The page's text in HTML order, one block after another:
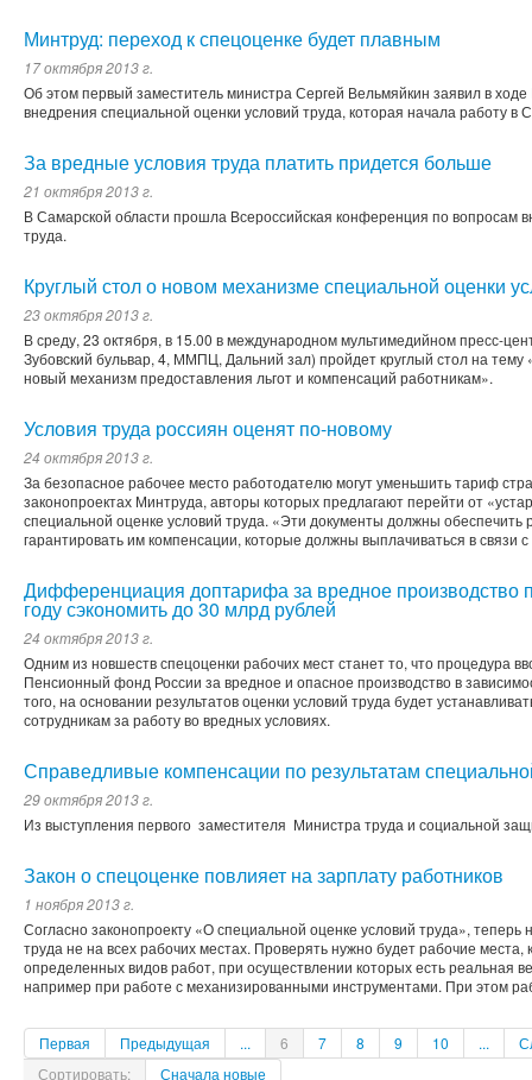
Минтруд: переход к спецоценке будет плавным
17 октября 2013 г.
Об этом первый заместитель министра Сергей Вельмяйкин заявил в
внедрения специальной оценки условий труда, которая начала работу в
За вредные условия труда платить придется больше
21 октября 2013 г.
В Самарской области прошла Всероссийская конференция по вопросам
труда.
Круглый стол о новом механизме специальной оценки
23 октября 2013 г.
В среду, 23 октября, в 15.00 в международном мультимедийном пресс-
Зубовский бульвар, 4, ММПЦ, Дальний зал) пройдет круглый стол на
новый механизм предоставления льгот и компенсаций работникам».
Условия труда россиян оценят по-новому
24 октября 2013 г.
За безопасное рабочее место работодателю могут уменьшить тариф
законопроектах Минтруда, авторы которых предлагают перейти от
специальной оценке условий труда. «Эти документы должны обеспечить
гарантировать им компенсации, которые должны выплачиваться в связи
Дифференциация доптарифа за вредное производство
году сэкономить до 30 млрд рублей
24 октября 2013 г.
Одним из новшеств спецоценки рабочих мест станет то, что процедура
Пенсионный фонд России за вредное и опасное производство в
того, на основании результатов оценки условий труда будет
сотрудникам за работу во вредных условиях.
Справедливые компенсации по результатам
29 октября 2013 г.
Из выступления первого заместителя Министра труда и социальной
Закон о спецоценке повлияет на зарплату работников
1 ноября 2013 г.
Согласно законопроекту «О специальной оценке условий труда», теперь
труда не на всех рабочих местах. Проверять нужно будет рабочие
определенных видов работ, при осуществлении которых есть реальная
например при работе с механизированными инструментами. При этом
Первая Предыдущая ... 6 7 8 9 10 ...
Сортировать:
Сначала новые